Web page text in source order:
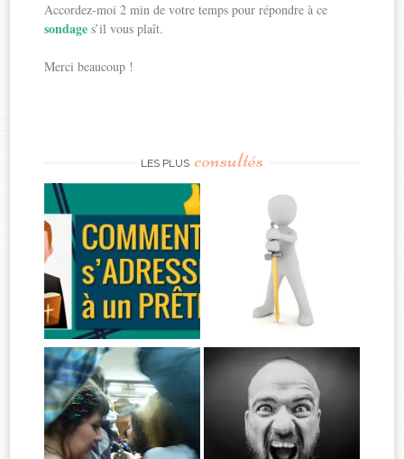
Accordez-moi 2 min de votre temps pour répondre à ce
sondages’il vous plaît.
Merci beaucoup !
LES PLUS consultés